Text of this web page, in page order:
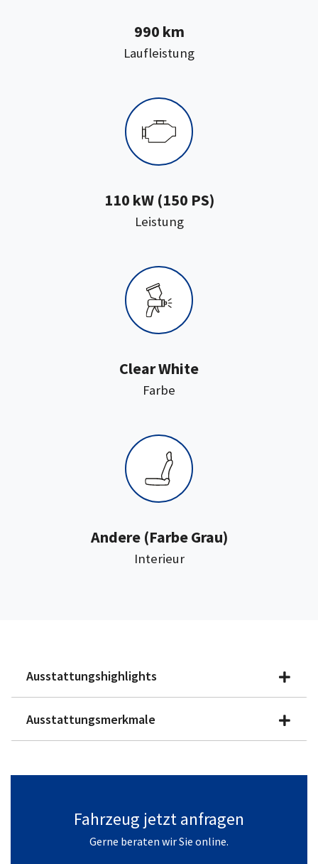
Laufleistung:
990 km
Leistung:
110 kW (150 PS)
Farbe
Clear White
Interieur
Andere :(Farbe Grau)
Ausstattungshighlights
Ausstattungsmerkmale
Fahrzeug jetzt anfragen
Gerne beraten wir Sie online.